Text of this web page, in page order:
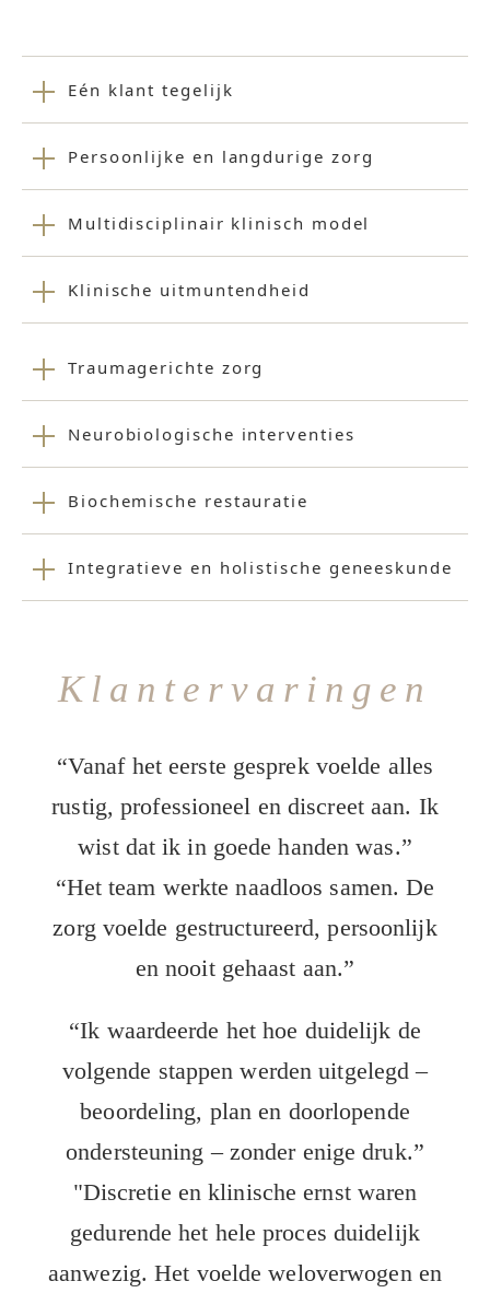
Eén klant tegelijk
Persoonlijke en langdurige zorg
Multidisciplinair klinisch model
Klinische uitmuntendheid
Traumagerichte zorg
Neurobiologische interventies
Biochemische restauratie
Integratieve en holistische geneeskunde
Klantervaringen
“Vanaf het eerste gesprek voelde alles
rustig, professioneel en discreet aan. Ik
wist dat ik in goede handen was.”
“Het team werkte naadloos samen. De
zorg voelde gestructureerd, persoonlijk
en nooit gehaast aan.”
“Ik waardeerde het hoe duidelijk de
volgende stappen werden uitgelegd –
beoordeling, plan en doorlopende
ondersteuning – zonder enige druk.”
"Discretie en klinische ernst waren
gedurende het hele proces duidelijk
aanwezig. Het voelde weloverwogen en